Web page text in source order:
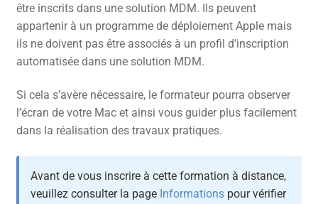
être inscrits dans une solution MDM. Ils peuvent
appartenir à un programme de déploiement Apple mais
ils ne doivent pas être associés à un profil d’inscription
automatisée dans une solution MDM.
Si cela s’avère nécessaire, le formateur pourra observer
l’écran de votre Mac et ainsi vous guider plus facilement
dans la réalisation des travaux pratiques.
Avant de vous inscrire à cette formation à distance,
veuillez consulter la page Informationspour vérifier